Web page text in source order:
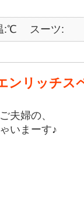
:℃ スーツ:
ンリッチス
夫婦の、
いまーす♪